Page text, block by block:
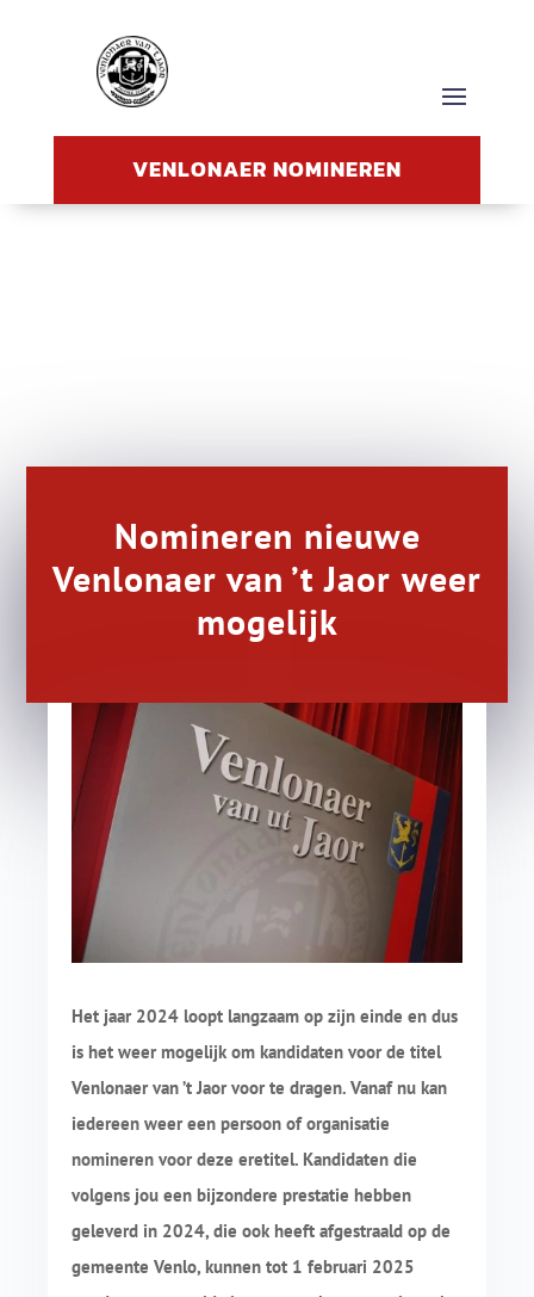
VENLONAER NOMINEREN
Nomineren nieuwe
Venlonaer van ’t Jaor weer
mogelijk
Het jaar 2024 loopt langzaam op zijn einde en dus
is het weer mogelijk om kandidaten voor de titel
Venlonaer van ’t Jaor voor te dragen. Vanaf nu kan
iedereen weer een persoon of organisatie
nomineren voor deze eretitel. Kandidaten die
volgens jou een bijzondere prestatie hebben
geleverd in 2024, die ook heeft afgestraald op de
gemeente Venlo, kunnen tot 1 februari 2025